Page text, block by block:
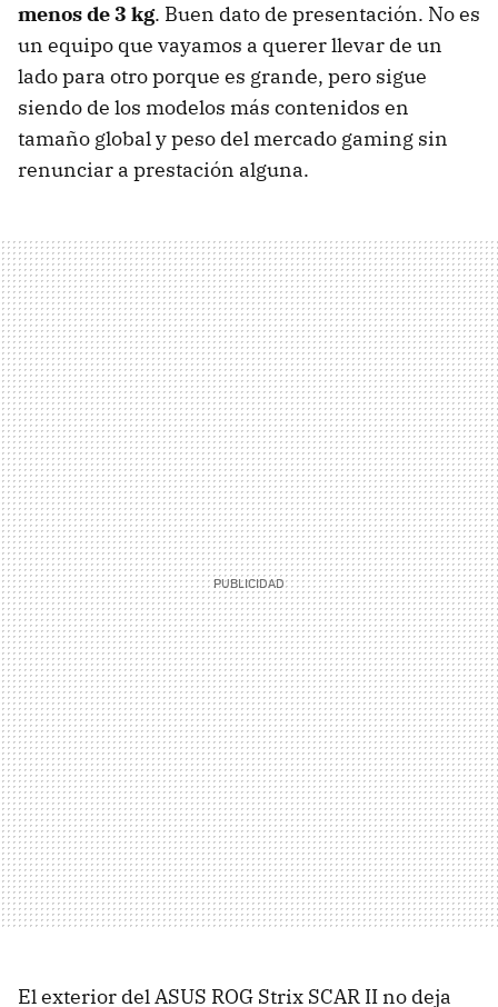
menos de 3 kg. Buen dato de presentación. No es
un equipo que vayamos a querer llevar de un
lado para otro porque es grande, pero sigue
siendo de los modelos más contenidos en
tamaño global y peso del mercado gaming sin
renunciar a prestación alguna.
El exterior del ASUS ROG Strix SCAR II no deja